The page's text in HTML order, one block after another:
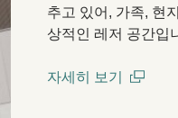
추고 있어, 가족, 현
상적인 레저 공간입
자세히 보기